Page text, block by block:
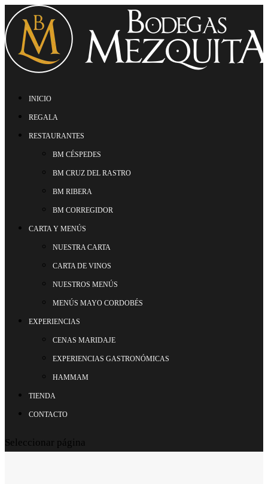
INICIO
REGALA
RESTAURANTES
BM CÉSPEDES
BM CRUZ DEL RASTRO
BM RIBERA
BM CORREGIDOR
CARTA Y MENÚS
NUESTRA CARTA
CARTA DE VINOS
NUESTROS MENÚS
MENÚS MAYO CORDOBÉS
EXPERIENCIAS
CENAS MARIDAJE
EXPERIENCIAS GASTRONÓMICAS
HAMMAM
TIENDA
CONTACTO
Seleccionar página